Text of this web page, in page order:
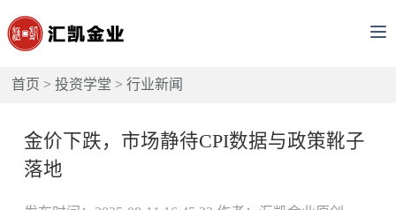
首页 >投资学堂 >行业新闻
金价下跌，市场静待CPI数据与政策靴子
落地